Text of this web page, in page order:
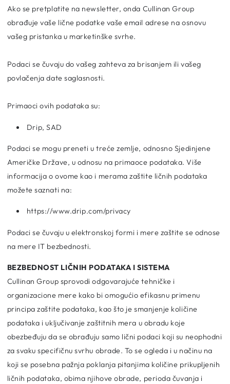
Ako se pretplatite na newsletter, onda Cullinan Group
obrađuje vaše lične podatke vaše email adrese na osnovu
vašeg pristanka u marketinške svrhe.
Podaci se čuvaju do vašeg zahteva za brisanjem ili vašeg
povlačenja date saglasnosti.
Primaoci ovih podataka su:
Drip, SAD
Podaci se mogu preneti u treće zemlje, odnosno Sjedinjene
Američke Države, u odnosu na primaoce podataka. Više
informacija o ovome kao i merama zaštite ličnih podataka
možete saznati na:
https://www.drip.com/privacy
Podaci se čuvaju u elektronskoj formi i mere zaštite se odnose
na mere IT bezbednosti.
BEZBEDNOST LIČNIH PODATAKA I SISTEMA
Cullinan Group sprovodi odgovarajuće tehničke i
organizacione mere kako bi omogućio efikasnu primenu
principa zaštite podataka, kao što je smanjenje količine
podataka i uključivanje zaštitnih mera u obradu koje
obezbeđuju da se obrađuju samo lični podaci koji su neophodni
za svaku specifičnu svrhu obrade. To se ogleda i u načinu na
koji se posebna pažnja poklanja pitanjima količine prikupljenih
ličnih podataka, obima njihove obrade, perioda čuvanja i